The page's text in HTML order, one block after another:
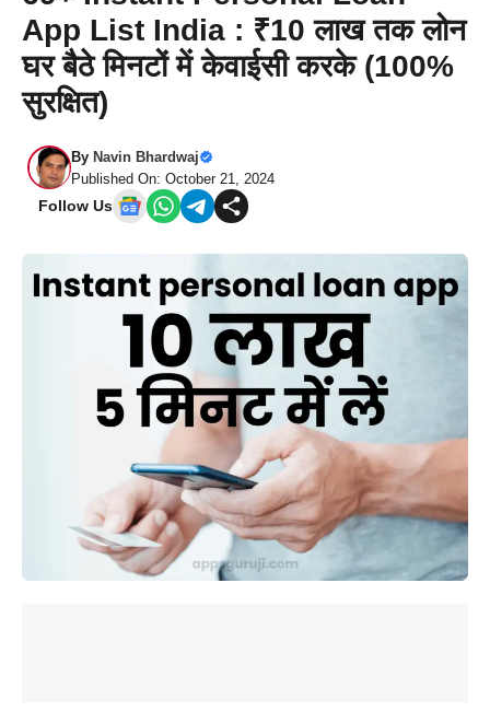
App List India : ₹10 लाख तक लोन
घर बैठे मिनटों में केवाईसी करके (100%
सुरक्षित)
By Navin Bhardwaj
Published On: October 21, 2024
Follow Us